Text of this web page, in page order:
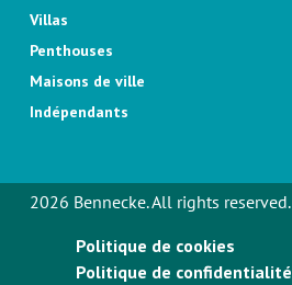
Villas
Penthouses
Maisons de ville
Indépendants
2026 Bennecke. All rights reserved.
Politique de cookies
Politique de confidentialité